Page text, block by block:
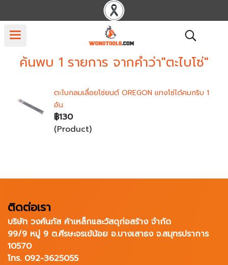
ค้นพบ 1 รายการ จากคำว่า"ตะไบโซ่"
ตะไบกลมเลื่อยโซ่ยนต์ OREGON แทงโซ่ได้คมกริบ 1
อัน
฿130
(Product)
ติดต่อเรา
บริษัท วงศ์นภัส ค้าเหล็กและวัสดุก่อสร้าง จำกัด
99/9 หมู่ 9 ต.ศีรษะจรเข้น้อย อ.บางเสาธง จ.สมุทรปราการ
10570
โทร. 092-3625055